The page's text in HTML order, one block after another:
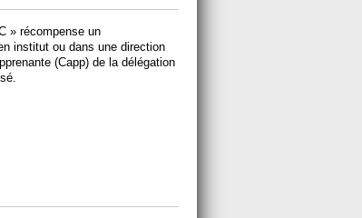
» récompense un
institut ou dans une direction
(Capp) de la délégation